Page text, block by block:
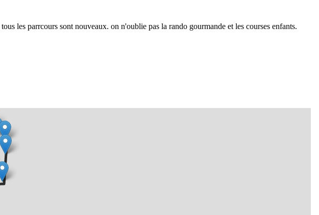
les parrcours sont nouveaux. on n'oublie pas la rando gourmande et les courses enfants.